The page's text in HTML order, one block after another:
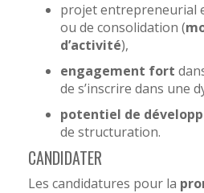
projet entrepreneurial
ou de consolidation (
d’activité),
engagement fort
de s’inscrire dans une
potentiel de
de structuration.
CANDIDATER
Les candidatures pour la